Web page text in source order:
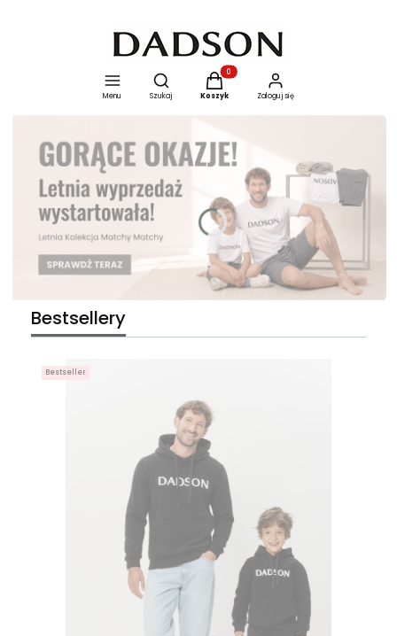
Menu
Otwórz wyszukiwarkę
Szukaj
Produkty w koszyku: 0. Zobacz
Koszyk Zaloguj się
Naciśnij Enter lub spację, aby otworzyć stronę.
Bestsellery
Bestseller